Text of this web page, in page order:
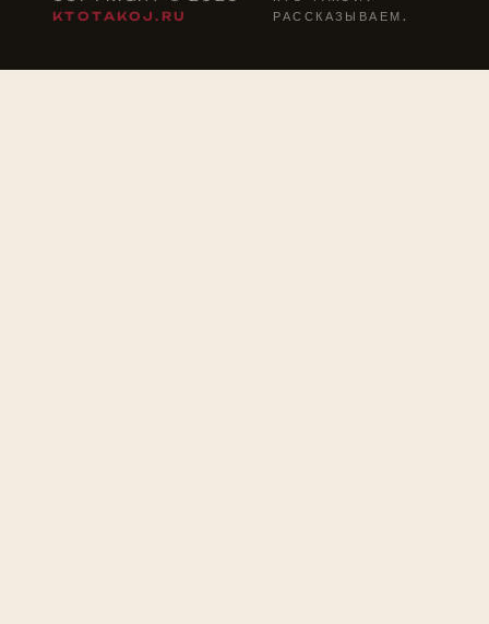
KTOTAKOJ.RU
РАССКАЗЫВАЕМ.